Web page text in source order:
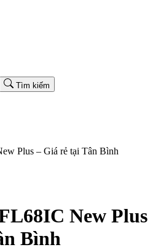
Tìm kiếm
Plus – Giá rẻ tại Tân Bình
New Plus
Bình